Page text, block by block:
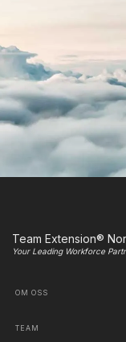
Team Extension®
Your Leading Workforce
OM OSS
TEAM